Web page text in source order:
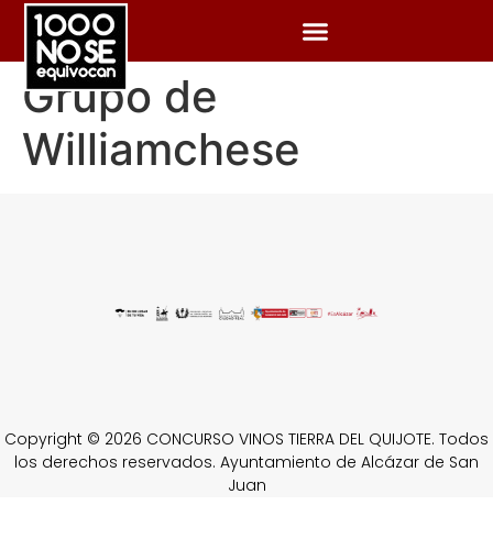
Grupo de
Williamchese
Copyright © 2026 CONCURSO VINOS TIERRA DEL QUIJOTE. Todos
los derechos reservados. Ayuntamiento de Alcázar de San
Juan